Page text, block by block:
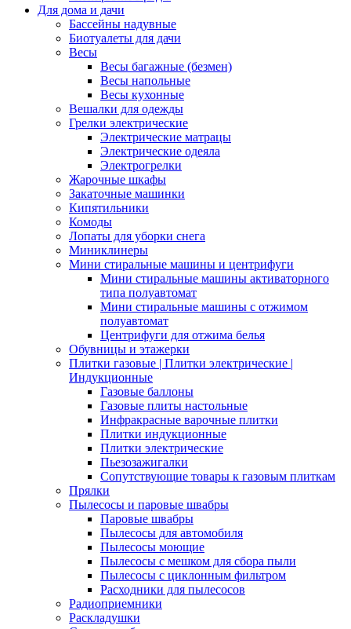
Для дома и дачи
Бассейны надувные
Биотуалеты для дачи
Весы
Весы багажные (безмен)
Весы напольные
Весы кухонные
Вешалки для одежды
Грелки электрические
Электрические матрацы
Электрические одеяла
Электрогрелки
Жарочные шкафы
Закаточные машинки
Кипятильники
Комоды
Лопаты для уборки снега
Миниклинеры
Мини стиральные машины и центрифуги
Мини стиральные машины активаторного
типа полуавтомат
Мини стиральные машины с отжимом
полуавтомат
Центрифуги для отжима белья
Обувницы и этажерки
Плитки газовые | Плитки электрические |
Индукционные
Газовые баллоны
Газовые плиты настольные
Инфракрасные варочные плитки
Плитки индукционные
Плитки электрические
Пьезозажигалки
Сопутствующие товары к газовым плиткам
Прялки
Пылесосы и паровые швабры
Паровые швабры
Пылесосы для автомобиля
Пылесосы моющие
Пылесосы с мешком для сбора пыли
Пылесосы с циклонным фильтром
Расходники для пылесосов
Радиоприемники
Раскладушки